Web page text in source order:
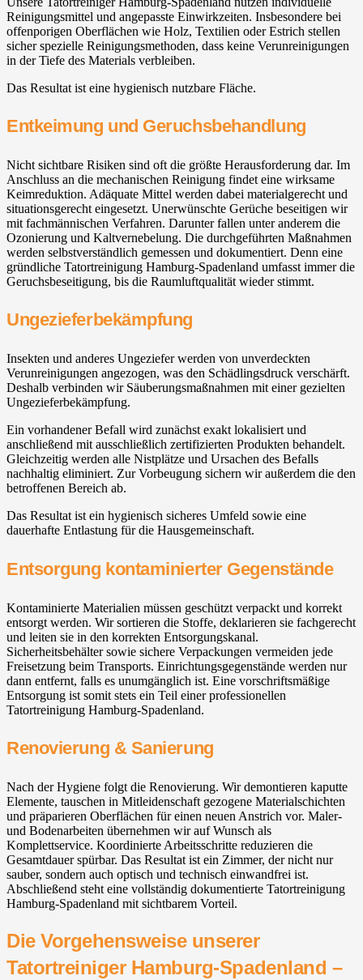
Reinigungsmittel und angepasste Einwirkzeiten. Insbesondere bei
offenporigen Oberflächen wie Holz, Textilien oder Estrich stellen
sicher spezielle Reinigungsmethoden, dass keine Verunreinigungen
in der Tiefe des Materials verbleiben.
Das Resultat ist eine hygienisch nutzbare Fläche.
Entkeimung und Geruchsbehandlung
Nicht sichtbare Risiken sind oft die größte Herausforderung dar. Im
Anschluss an die mechanischen Reinigung findet eine wirksame
Keimreduktion. Adäquate Mittel werden dabei materialgerecht und
situationsgerecht eingesetzt. Unerwünschte Gerüche beseitigen wir
mit fachmännischen Verfahren. Darunter fallen unter anderem die
Ozonierung und Kaltvernebelung. Die durchgeführten Maßnahmen
werden selbstverständlich gemessen und dokumentiert. Denn eine
gründliche Tatortreinigung Hamburg-Spadenland umfasst immer die
Geruchsbeseitigung, bis die Raumluftqualität wieder stimmt.
Ungezieferbekämpfung
Insekten und anderes Ungeziefer werden von unverdeckten
Verunreinigungen angezogen, was den Schädlingsdruck verschärft.
Deshalb verbinden wir Säuberungsmaßnahmen mit einer gezielten
Ungezieferbekämpfung.
Ein vorhandener Befall wird zunächst exakt lokalisiert und
anschließend mit ausschließlich zertifizierten Produkten behandelt.
Gleichzeitig werden alle Nistplätze und Ursachen des Befalls
nachhaltig eliminiert. Zur Vorbeugung sichern wir außerdem die den
betroffenen Bereich ab.
Das Resultat ist ein hygienisch sicheres Umfeld sowie eine
dauerhafte Entlastung für die Hausgemeinschaft.
Entsorgung kontaminierter Gegenstände
Kontaminierte Materialien müssen geschützt verpackt und korrekt
entsorgt werden. Wir sortieren die Stoffe, deklarieren sie fachgerecht
und leiten sie in den korrekten Entsorgungskanal.
Sicherheitsbehälter sowie sichere Verpackungen vermeiden jede
Freisetzung beim Transports. Einrichtungsgegenstände werden nur
dann entfernt, falls es unumgänglich ist. Eine vorschriftsmäßige
Entsorgung ist somit stets ein Teil einer professionellen
Tatortreinigung Hamburg-Spadenland.
Renovierung & Sanierung
Nach der Hygiene folgt die Renovierung. Wir demontieren kaputte
Elemente, tauschen in Mitleidenschaft gezogene Materialschichten
und präparieren Oberflächen für einen neuen Anstrich vor. Maler-
und Bodenarbeiten übernehmen wir auf Wunsch als
Komplettservice. Koordinierte Arbeitsschritte reduzieren die
Gesamtdauer spürbar. Das Resultat ist ein Zimmer, der nicht nur
sauber, sondern auch optisch und technisch einwandfrei ist.
Abschließend steht eine vollständig dokumentierte Tatortreinigung
Hamburg-Spadenland mit sichtbarem Vorteil.
Die Vorgehensweise unserer
Tatortreiniger Hamburg-Spadenland –